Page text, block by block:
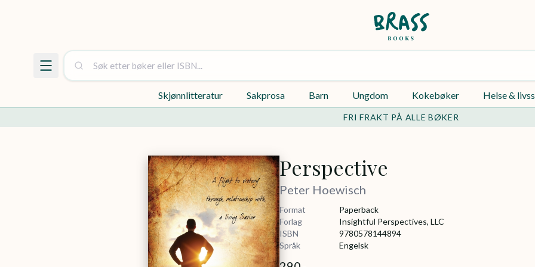
Skjønnlitteratur Sakprosa Barn Ungdom Kokebøker Helse &
FRI FRAKT PÅ ALLE BØKER
Perspective
Peter Hoewisch
Format
Paperback
Forlag
Insightful Perspectives, LLC
ISBN
9780578144894
Språk
Engelsk